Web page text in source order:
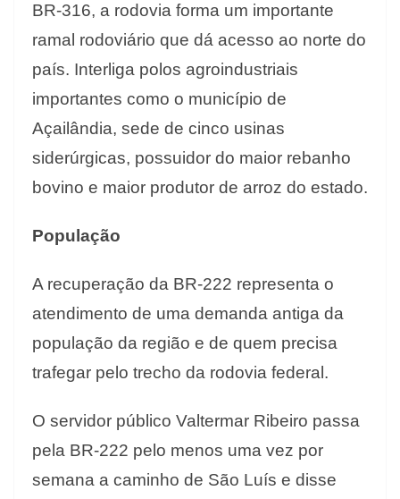
BR-316, a rodovia forma um importante
ramal rodoviário que dá acesso ao norte do
país. Interliga polos agroindustriais
importantes como o município de
Açailândia, sede de cinco usinas
siderúrgicas, possuidor do maior rebanho
bovino e maior produtor de arroz do estado.
População
A recuperação da BR-222 representa o
atendimento de uma demanda antiga da
população da região e de quem precisa
trafegar pelo trecho da rodovia federal.
O servidor público Valtermar Ribeiro passa
pela BR-222 pelo menos uma vez por
semana a caminho de São Luís e disse